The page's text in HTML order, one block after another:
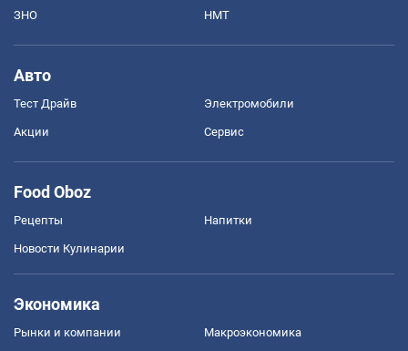
ЗНО НМТ
Авто
Тест Драйв Электромобили
Акции Сервис
Food Oboz
Рецепты Напитки
Новости Кулинарии
Экономика
Рынки и компании Mакроэкономика